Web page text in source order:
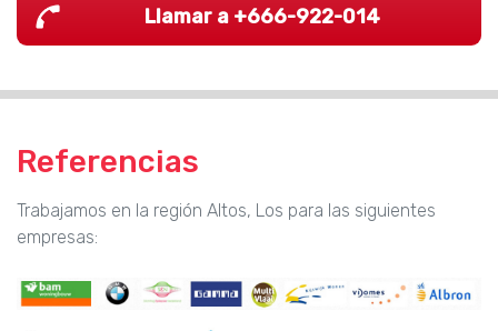
Llamar a +666-922-014
Referencias
Trabajamos en la región Altos, Los para las siguientes
empresas: